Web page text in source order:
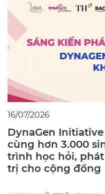
16/07/2026
DynaGen
cùng hơn 3.000
trình học hỏi,
trị cho cộng đồng